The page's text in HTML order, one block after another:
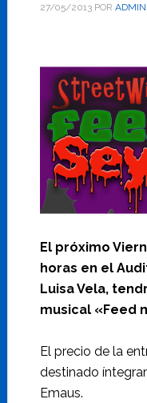
27/05/2013POR ADMIN
El próximo
horas en el
Luisa Vela,
musical «Feed
El precio de la
destinado
Emaus.